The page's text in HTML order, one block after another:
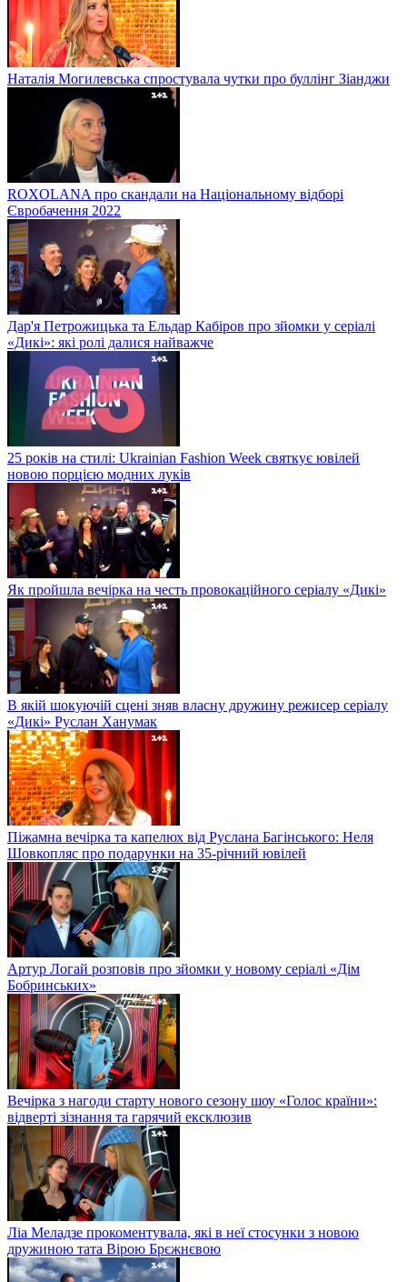
Наталія Могилевська спростувала чутки про буллінг Зіанджи
ROXOLANA про скандали на Національному відборі
Євробачення 2022
Дар'я Петрожицька та Ельдар Кабіров про зйомки у серіалі
«Дикі»: які ролі далися найважче
25 років на стилі: Ukrainian Fashion Week святкує ювілей
новою порцією модних луків
Як пройшла вечірка на честь провокаційного серіалу «Дикі»
В якій шокуючій сцені зняв власну дружину режисер серіалу
«Дикі» Руслан Ханумак
Піжамна вечірка та капелюх від Руслана Багінського: Неля
Шовкопляс про подарунки на 35-річний ювілей
Артур Логай розповів про зйомки у новому серіалі «Дім
Бобринських»
Вечірка з нагоди старту нового сезону шоу «Голос країни»:
відверті зізнання та гарячий ексклюзив
Ліа Меладзе прокоментувала, які в неї стосунки з новою
дружиною тата Вірою Брєжнєвою